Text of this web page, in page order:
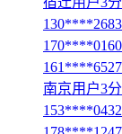
南京用户3